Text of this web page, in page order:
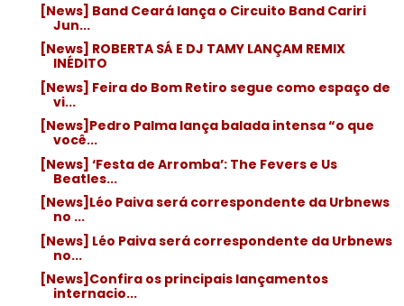
[News] Band Ceará lança o Circuito Band Cariri
Jun...
[News] ROBERTA SÁ E DJ TAMY LANÇAM REMIX
INÉDITO
[News] Feira do Bom Retiro segue como espaço de
vi...
[News]Pedro Palma lança balada intensa “o que
você...
[News] ‘Festa de Arromba’: The Fevers e Us
Beatles...
[News]Léo Paiva será correspondente da Urbnews
no ...
[News] Léo Paiva será correspondente da Urbnews
no...
[News]Confira os principais lançamentos
internacio...